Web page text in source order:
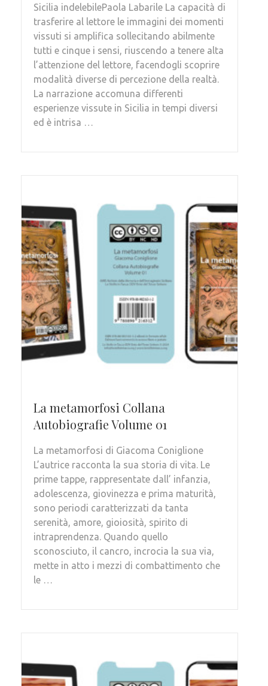
Sicilia indelebilePaola Labarile La capacità di
trasferire al lettore le immagini dei momenti
vissuti si amplifica sollecitando abilmente
tutti e cinque i sensi, riuscendo a tenere alta
l’attenzione del lettore, facendogli scoprire
modalità diverse di percezione della realtà.
La narrazione accomuna differenti
esperienze vissute in Sicilia in tempi diversi
ed è intrisa …
La metamorfosi Collana
Autobiografie Volume 01
La metamorfosi di Giacoma Coniglione
L’autrice racconta la sua storia di vita. Le
prime tappe, rappresentate dall’ infanzia,
adolescenza, giovinezza e prima maturità,
sono periodi caratterizzati da tanta
serenità, amore, gioiosità, spirito di
intraprendenza. Quando quello
sconosciuto, il cancro, incrocia la sua via,
mette in atto i mezzi di combattimento che
le …